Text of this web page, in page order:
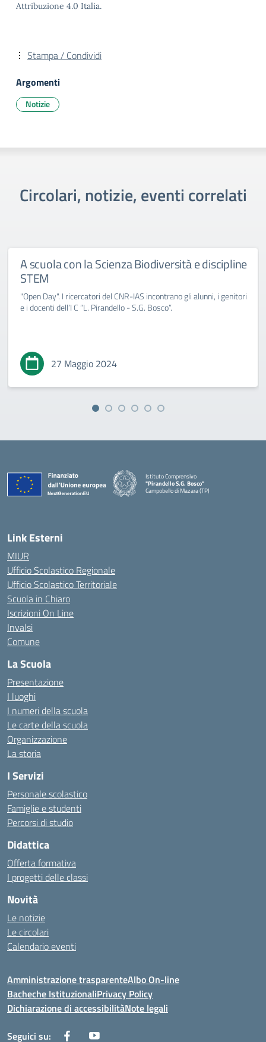
Attribuzione 4.0 Italia.
Stampa / Condividi
Argomenti
Notizie
Circolari, notizie, eventi correlati
A scuola con la Scienza Biodiversità e discipline
STEM
"Open Day". I ricercatori del CNR-IAS incontrano gli alunni, i genitori
e i docenti dell’I C “L. Pirandello - S.G. Bosco”.
27 Maggio 2024
Istituto Comprensivo
"Pirandello S.G. Bosco"
Campobello di Mazara (TP)
— Visita la pagina iniziale della scuola
Link Esterni
MIUR
Ufficio Scolastico Regionale
Ufficio Scolastico Territoriale
Scuola in Chiaro
Iscrizioni On Line
Invalsi
Comune
La Scuola
Presentazione
I luoghi
I numeri della scuola
Le carte della scuola
Organizzazione
La storia
I Servizi
Personale scolastico
Famiglie e studenti
Percorsi di studio
Didattica
Offerta formativa
I progetti delle classi
Novità
Le notizie
Le circolari
Calendario eventi
Amministrazione trasparenteAlbo On-line
Bacheche IstituzionaliPrivacy Policy
Dichiarazione di accessibilitàNote legali
Seguici su: